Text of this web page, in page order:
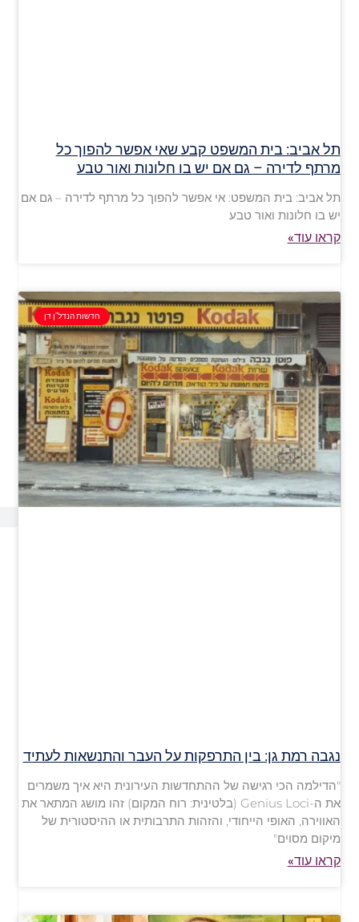
תל אביב: בית המשפט קבע שאי אפשר להפוך כל
מרתף לדירה – גם אם יש בו חלונות ואור טבע
תל אביב: בית המשפט: אי אפשר להפוך כל מרתף לדירה – גם אם
יש בו חלונות ואור טבע
קראו עוד»
חדשות הנדל"ן דן
נגבה רמת גן: בין התרפקות על העבר והתנשאות לעתיד
"הדילמה הכי רגישה של ההתחדשות העירונית היא איך משמרים
את ה-Genius Loci (בלטינית: רוח המקום) זהו מושג המתאר את
האווירה, האופי הייחודי, והזהות התרבותית או ההיסטורית של
מיקום מסוים"
קראו עוד»